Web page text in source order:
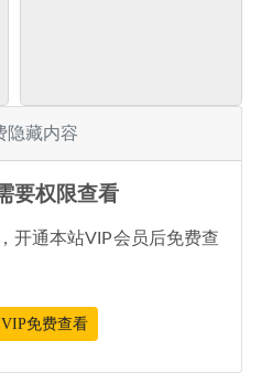
隐藏内容
要权限查看
开通本站VIP会员后免费查
免费查看